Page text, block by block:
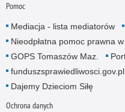
Pomoc
Mediacja - lista mediatorów
Nieodpłatna pomoc prawna
GOPS Tomaszów Maz.
funduszsprawiedliwosci.gov.pl
Dajemy Dzieciom Siłę
Ochrona danych